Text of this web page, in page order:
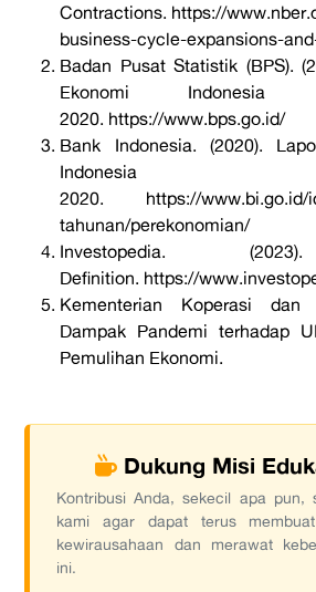
Contractions. https://
business-cycle-expansions-
Badan Pusat Statistik (BPS).
Ekonomi
2020. https://www.bps.go.id/
Bank Indonesia. (2020).
Indonesia
2020. https://www.bi.go.id/
tahunan/perekonomian/
Investopedia.
Definition. https://
Kementerian Koperasi
Dampak Pandemi terhadap
Pemulihan Ekonomi.
Dukung Misi
Kontribusi Anda, sekecil apa pun,
kami agar dapat terus
kewirausahaan dan merawat
ini.